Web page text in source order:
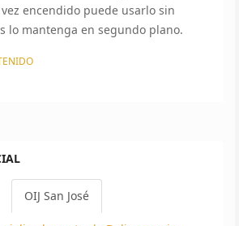
encendido puede usarlo sin
lo mantenga en segundo plano.
OIJ San José